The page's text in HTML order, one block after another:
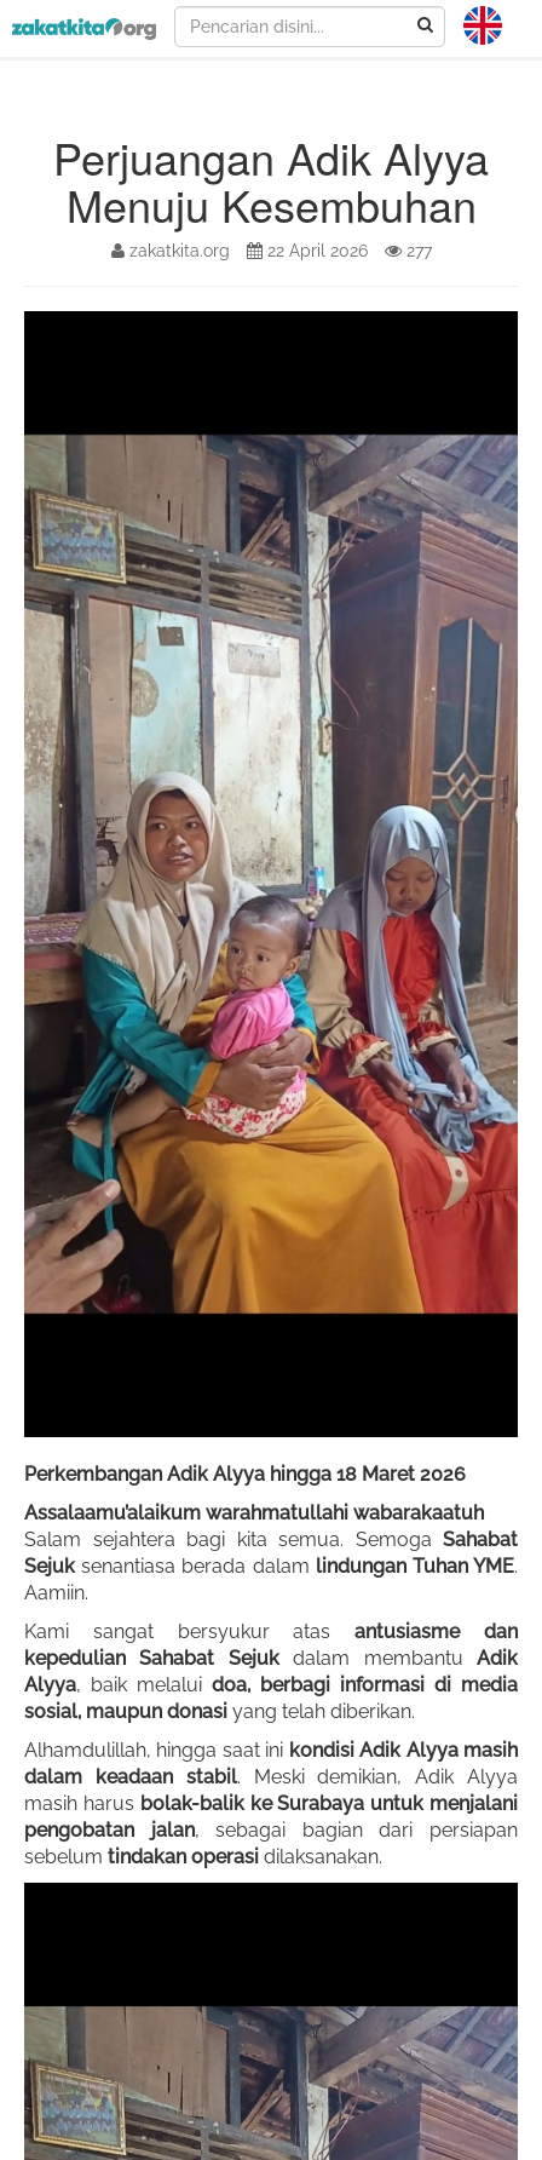
Perjuangan Adik Alyya
Menuju Kesembuhan
zakatkita.org 22 April 2026 277
Perkembangan Adik Alyya hingga 18 Maret 2026
Assalaamu’alaikum warahmatullahi wabarakaatuh
Salam sejahtera bagi kita semua. Semoga Sahabat
Sejuksenantiasa berada dalam lindungan Tuhan YME.
Aamiin.
Kami sangat bersyukur atasantusiasme dan
kepedulian Sahabat Sejukdalam membantuAdik
Alyya, baik melalui doa, berbagi informasi di media
sosial, maupun donasi yang telah diberikan.
Alhamdulillah, hingga saat ini kondisi Adik Alyya masih
dalam keadaan stabil. Meski demikian, Adik Alyya
masih harus bolak-balik ke Surabaya untuk menjalani
pengobatan jalan, sebagai bagian dari persiapan
sebelum tindakan operasi dilaksanakan.